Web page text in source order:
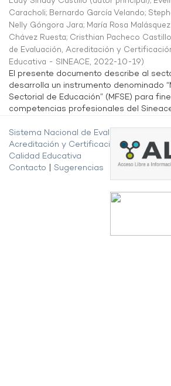
Caracholi; Bernardo García Velando;
Nelly Góngora Jara; María Rosa
Chávez Ruesta; Cristhian Pacheco Castillo
de Evaluación, Acreditación y
Educativa - SINEACE, 2022-10-19)
El presente documento describe al
desarrolla un instrumento denominado
Sectorial de Educación” (MFSE) para
competencias profesionales del Sineace.
Sistema Nacional de Evaluación,
Acreditación y Certificación de la
Calidad Educativa
Contacto
Sugerencias